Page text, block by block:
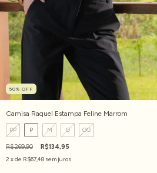
50% OFF
Camisa Raquel Estampa Feline Marrom
PP P M G GG
R$269,90
R$134,95
2 x de R$67,48 sem juros